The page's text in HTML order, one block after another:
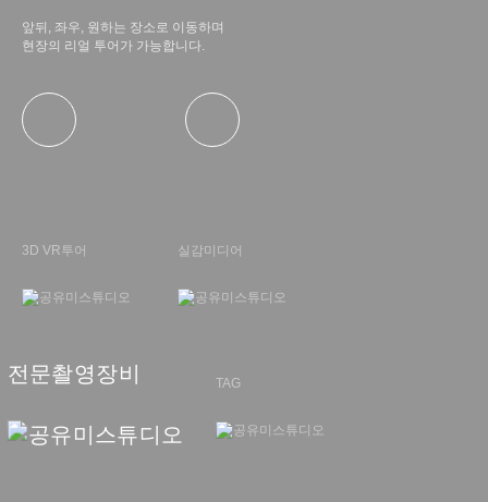
앞뒤, 좌우, 원하는 장소로 이동하며
현장의 리얼 투어가 가능합니다.
3D VR투어 실감미디어
전문촬영장비 TAG